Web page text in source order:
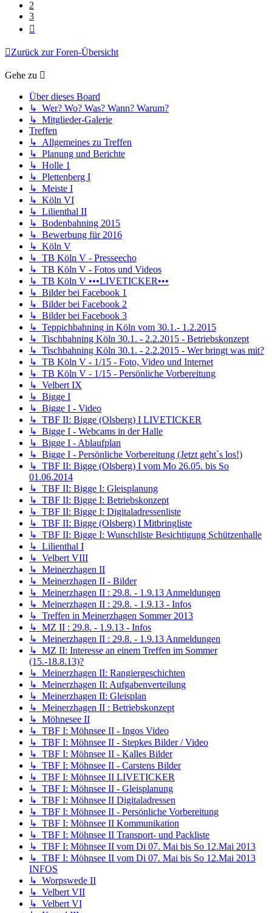
2
3
Zurück zur Foren-Übersicht
Gehe zu
Über dieses Board
↳ Wer? Wo? Was? Wann? Warum?
↳ Mitglieder-Galerie
Treffen
↳ Allgemeines zu Treffen
↳ Planung und Berichte
↳ Holle 1
↳ Plettenberg I
↳ Meiste I
↳ Köln VI
↳ Lilienthal II
↳ Bodenbahning 2015
↳ Bewerbung für 2016
↳ Köln V
↳ TB Köln V - Presseecho
↳ TB Köln V - Fotos und Videos
↳ TB Köln V •••LIVETICKER•••
↳ Bilder bei Facebook 1
↳ Bilder bei Facebook 2
↳ Bilder bei Facebook 3
↳ Teppichbahning in Köln vom 30.1.- 1.2.2015
↳ Tischbahning Köln 30.1. - 2.2.2015 - Betriebskonzept
↳ Tischbahning Köln 30.1. - 2.2.2015 - Wer bringt was mit?
↳ TB Köln V - 1/15 - Foto, Video und Internet
↳ TB Köln V - 1/15 - Persönliche Vorbereitung
↳ Velbert IX
↳ Bigge I
↳ Bigge I - Video
↳ TBF II: Bigge (Olsberg) I LIVETICKER
↳ Bigge I - Webcams in der Halle
↳ Bigge I - Ablaufplan
↳ Bigge I - Persönliche Vorbereitung (Jetzt geht`s los!)
↳ TBF II: Bigge (Olsberg) I vom Mo 26.05. bis So
01.06.2014
↳ TBF II: Bigge I: Gleisplanung
↳ TBF II: Bigge I: Betriebskonzept
↳ TBF II: Bigge I: Digitaladressenliste
↳ TBF II: Bigge (Olsberg) I Mitbringliste
↳ TBF II: Bigge I: Wunschliste Besichtigung Schützenhalle
↳ Lilienthal I
↳ Velbert VIII
↳ Meinerzhagen II
↳ Meinerzhagen II - Bilder
↳ Meinerzhagen II : 29.8. - 1.9.13 Anmeldungen
↳ Meinerzhagen II : 29.8. - 1.9.13 - Infos
↳ Treffen in Meinerzhagen Sommer 2013
↳ MZ II : 29.8. - 1.9.13 - Infos
↳ Meinerzhagen II : 29.8. - 1.9.13 Anmeldungen
↳ MZ II: Interesse an einem Treffen im Sommer
(15.-18.8.13)?
↳ Meinerzhagen II: Rangiergeschichten
↳ Meinerzhagen II: Aufgabenverteilung
↳ Meinerzhagen II: Gleisplan
↳ Meinerzhagen II : Betriebskonzept
↳ Möhnesee II
↳ TBF I: Möhnsee II - Ingos Video
↳ TBF I: Möhnsee II - Stepkes Bilder / Video
↳ TBF I: Möhnsee II - Kalles Bilder
↳ TBF I: Möhnsee II - Carstens Bilder
↳ TBF I: Möhnsee II LIVETICKER
↳ TBF I: Möhnsee II - Gleisplanung
↳ TBF I: Möhnsee II Digitaladressen
↳ TBF I: Möhnsee II - Persönliche Vorbereitung
↳ TBF I: Möhnsee II Kommunikation
↳ TBF I: Möhnsee II Transport- und Packliste
↳ TBF I: Möhnsee II vom Di 07. Mai bis So 12.Mai 2013
↳ TBF I: Möhnsee II vom Di 07. Mai bis So 12.Mai 2013
INFOS
↳ Worpswede II
↳ Velbert VII
↳ Velbert VI